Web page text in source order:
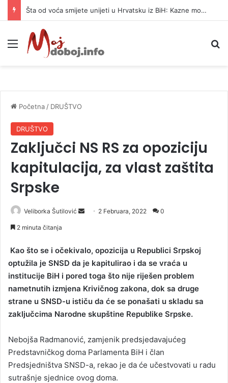
Šta od voća smijete unijeti u Hrvatsku iz BiH: Kazne mogu dostići 13.260 evra
Meni
Početna / DRUŠTVO
DRUŠTVO
Zaključci NS RS za opoziciju
kapitulacija, za vlast zaštita
Srpske
Veliborka Šutilović
d
a
n
e
m
2 Februara, 2022 0
2 minuta čitanja
Kao što se i očekivalo, opozicija u Republici Srpskoj
optužila je SNSD da je kapitulirao i da se vraća u
institucije BiH i pored toga što nije riješen problem
nametnutih izmjena Krivičnog zakona, dok sa druge
strane u SNSD-u ističu da će se ponašati u skladu sa
zaključcima Narodne skupštine Republike Srpske.
Nebojša Radmanović, zamjenik predsjedavajućeg
Predstavničkog doma Parlamenta BiH i član
Predsjedništva SNSD-a, rekao je da će učestvovati u radu
sutrašnje sjednice ovog doma.